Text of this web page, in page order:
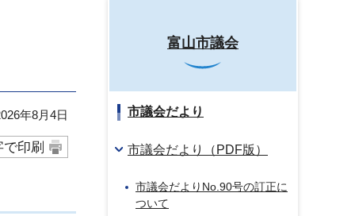
年8月4日
印刷
富山市議会
市議会だより
市議会だより（PDF版）
市議会だよりNo.90号の訂正に
ついて